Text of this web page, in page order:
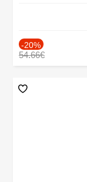
-20%
54.66€